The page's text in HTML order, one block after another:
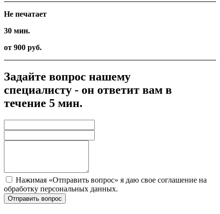
Не печатает
30 мин.
от 900 руб.
Задайте вопрос нашему
специалисту - он ответит вам в
течение 5 мин.
Нажимая «Отправить вопрос» я даю свое соглашение на
обработку персональных данных.
Отправить вопрос